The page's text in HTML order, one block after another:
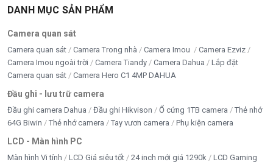
DANH MỤC SẢN PHẨM
Camera quan sát
Camera quan sát Camera Trong nhà Camera Imou
Camera Ezviz
Camera Imou ngoài trời
Camera Tiandy Camera Dahua
Lắp đặt
Camera quan sát
Camera Hero C1 4MP DAHUA
Đầu ghi - lưu trữ camera
Đầu ghi camera Dahua Đầu ghi Hikvison Ổ cứng 1TB camera
Thẻ nhớ
64G Biwin
Thẻ nhớ camera Tay vươn camera Phụ kiện camera
LCD - Màn hình PC
Màn hình Vi tính LCD Giá siêu tốt 24 inch mới giá 1290k
LCD Gaming